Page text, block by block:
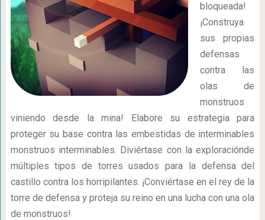
bloqueada!
¡Construya
sus propias
defensas
contra las
olas de
monstruos
viniendo desde la mina! Elabore su estrategia para
proteger su base contra las embestidas de interminables
monstruos interminables. Diviértase con la exploraciónde
múltiples tipos de torres usados para la defensa del
castillo contra los horripilantes. ¡Conviértase en el rey de la
torre de defensa y proteja su reino en una lucha con una ola
de monstruos!